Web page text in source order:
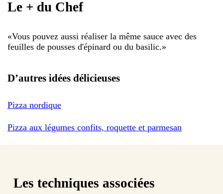
Le + du Chef
«Vous pouvez aussi réaliser la même sauce avec des
feuilles de pousses d'épinard ou du basilic.»
D’autres idées délicieuses
Pizza nordique
Pizza aux légumes confits, roquette et parmesan
Les techniques associées